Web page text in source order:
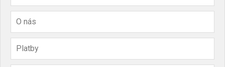
O nás
Platby